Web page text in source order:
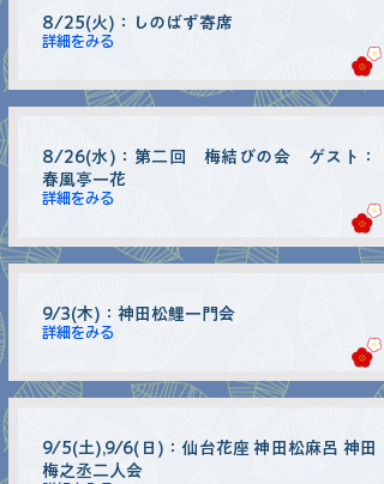
8/25(火)：しのばず寄席
詳細をみる
8/26(水)：第二回 梅結びの会 ゲスト：
春風亭一花
詳細をみる
9/3(木)：神田松鯉一門会
詳細をみる
9/5(土),9/6(日)：仙台花座 神田松麻呂 神田
梅之丞二人会